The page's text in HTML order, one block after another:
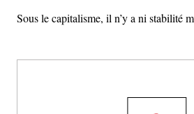
Sous le capitalisme, il n’y a ni stabilité